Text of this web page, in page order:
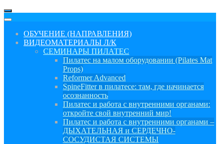
ОБУЧЕНИЕ (НАПРАВЛЕНИЯ)
ВИДЕОМАТЕРИАЛЫ Л/К
СЕМИНАРЫ ПИЛАТЕС
Пилатес на малом оборудовании (Pilates Mat
Props)
Reformer Advanced
SpineFitter в пилатесе: там, где начинается
осознанность
Пилатес и работа с внутренними органами:
откройте свой внутренний мир!
Пилатес и работа с внутренними органами –
ДЫХАТЕЛЬНАЯ и СЕРДЕЧНО-
СОСУДИСТАЯ СИСТЕМЫ